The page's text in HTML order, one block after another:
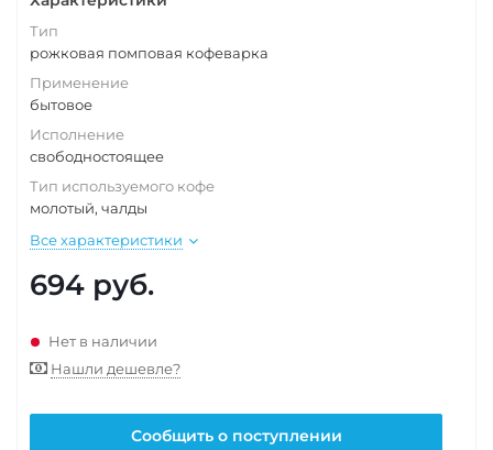
Тип
рожковая помповая кофеварка
Применение
бытовое
Исполнение
свободностоящее
Тип используемого кофе
молотый, чалды
Все характеристики
694 руб.
Нет в наличии
Нашли дешевле?
Сообщить о поступлении